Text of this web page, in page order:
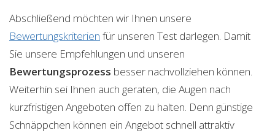
Abschließend möchten wir Ihnen unsere
Bewertungskriterien für unseren Test darlegen. Damit
Sie unsere Empfehlungen und unseren
Bewertungsprozess besser nachvollziehen können.
Weiterhin sei Ihnen auch geraten, die Augen nach
kurzfristigen Angeboten offen zu halten. Denn günstige
Schnäppchen können ein Angebot schnell attraktiv